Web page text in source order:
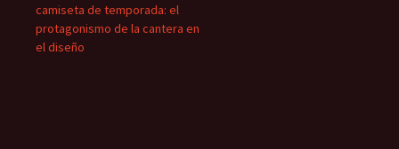
camiseta de temporada: el
protagonismo de la cantera en
el diseño